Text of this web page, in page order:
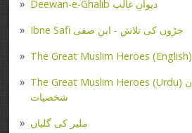
Deewan-e-Ghalib دیوانِ غالب
Ibne Safi جڑوں کی تلاش - ابن صفی
The Great Muslim Heroes (English)
The Great Muslim Heroes (Urdu) عظیم مسلمان
شخصیات
ملیر کی گلیاں